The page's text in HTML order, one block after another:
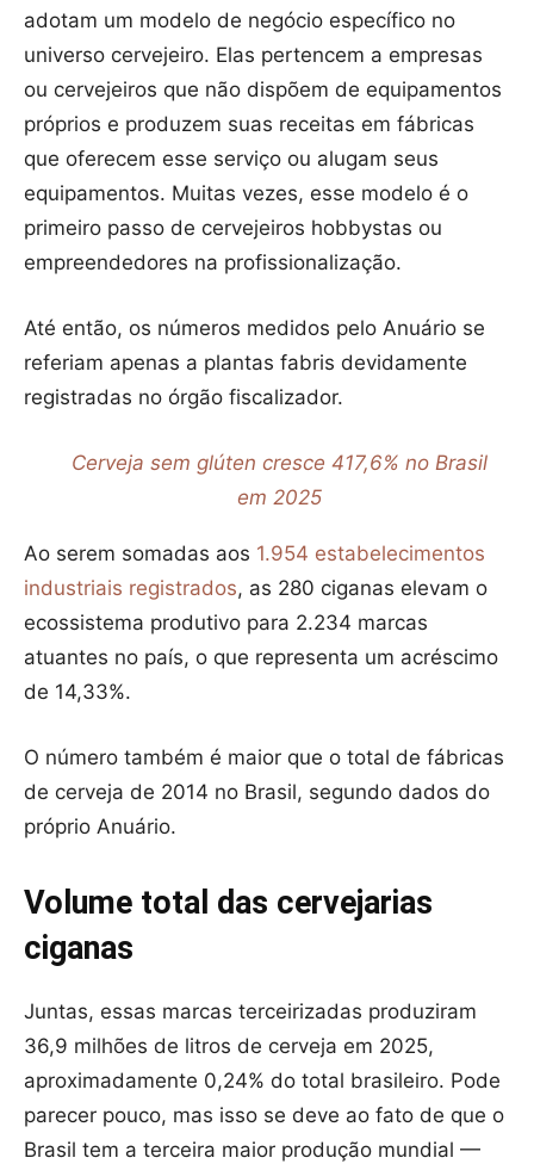
adotam um modelo de negócio específico no
universo cervejeiro. Elas pertencem a empresas
ou cervejeiros que não dispõem de equipamentos
próprios e produzem suas receitas em fábricas
que oferecem esse serviço ou alugam seus
equipamentos. Muitas vezes, esse modelo é o
primeiro passo de cervejeiros hobbystas ou
empreendedores na profissionalização.
Até então, os números medidos pelo Anuário se
referiam apenas a plantas fabris devidamente
registradas no órgão fiscalizador.
Cerveja sem glúten cresce 417,6% no Brasil
em 2025
Ao serem somadas aos 1.954 estabelecimentos
industriais registrados, as 280 ciganas elevam o
ecossistema produtivo para 2.234 marcas
atuantes no país, o que representa um acréscimo
de 14,33%.
O número também é maior que o total de fábricas
de cerveja de 2014 no Brasil, segundo dados do
próprio Anuário.
Volume total das cervejarias
ciganas
Juntas, essas marcas terceirizadas produziram
36,9 milhões de litros de cerveja em 2025,
aproximadamente 0,24% do total brasileiro. Pode
parecer pouco, mas isso se deve ao fato de que o
Brasil tem a terceira maior produção mundial —